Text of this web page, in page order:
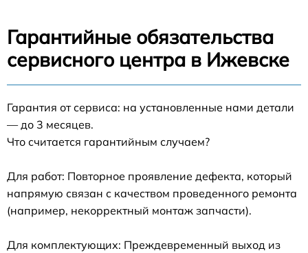
Гарантийные обязательства
сервисного центра в Ижевске
Гарантия от сервиса: на установленные нами детали
— до 3 месяцев.
Что считается гарантийным случаем?
Для работ: Повторное проявление дефекта, который
напрямую связан с качеством проведенного ремонта
(например, некорректный монтаж запчасти).
Для комплектующих: Преждевременный выход из